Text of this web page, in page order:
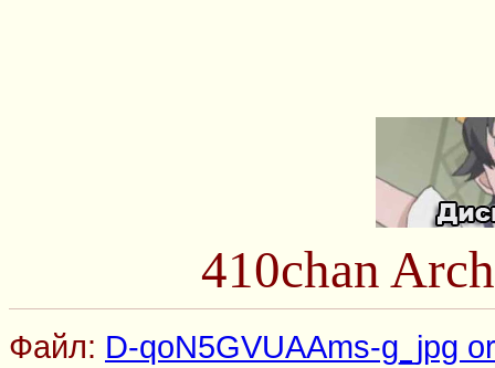
410chan
Файл: D-qoN5GVUAAms-g_jpg